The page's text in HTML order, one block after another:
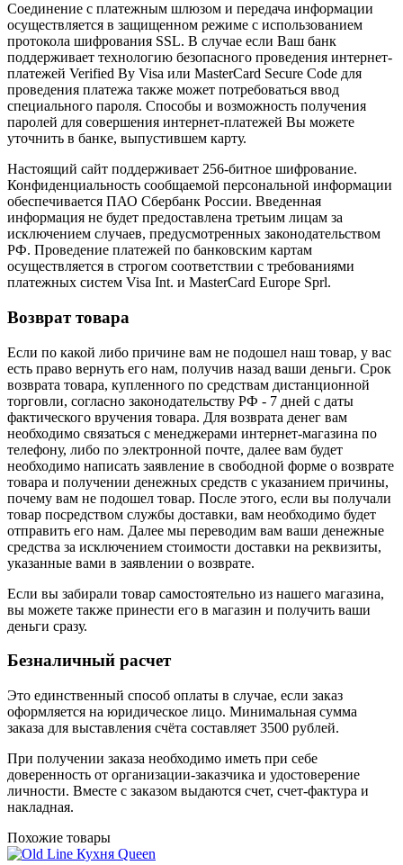
Соединение с платежным шлюзом и передача информации
осуществляется в защищенном режиме с использованием
протокола шифрования SSL. В случае если Ваш банк
поддерживает технологию безопасного проведения интернет-
платежей Verified By Visa или MasterCard Secure Code для
проведения платежа также может потребоваться ввод
специального пароля. Способы и возможность получения
паролей для совершения интернет-платежей Вы можете
уточнить в банке, выпустившем карту.
Настоящий сайт поддерживает 256-битное шифрование.
Конфиденциальность сообщаемой персональной информации
обеспечивается ПАО Сбербанк России. Введенная
информация не будет предоставлена третьим лицам за
исключением случаев, предусмотренных законодательством
РФ. Проведение платежей по банковским картам
осуществляется в строгом соответствии с требованиями
платежных систем Visa Int. и MasterCard Europe Sprl.
Возврат товара
Если по какой либо причине вам не подошел наш товар, у вас
есть право вернуть его нам, получив назад ваши деньги. Срок
возврата товара, купленного по средствам дистанционной
торговли, согласно законодательству РФ - 7 дней с даты
фактического вручения товара. Для возврата денег вам
необходимо связаться с менеджерами интернет-магазина по
телефону, либо по электронной почте, далее вам будет
необходимо написать заявление в свободной форме о возврате
товара и получении денежных средств с указанием причины,
почему вам не подошел товар. После этого, если вы получали
товар посредством службы доставки, вам необходимо будет
отправить его нам. Далее мы переводим вам ваши денежные
средства за исключением стоимости доставки на реквизиты,
указанные вами в заявлении о возврате.
Если вы забирали товар самостоятельно из нашего магазина,
вы можете также принести его в магазин и получить ваши
деньги сразу.
Безналичный расчет
Это единственный способ оплаты в случае, если заказ
оформляется на юридическое лицо. Минимальная сумма
заказа для выставления счёта составляет 3500 рублей.
При получении заказа необходимо иметь при себе
доверенность от организации-заказчика и удостоверение
личности. Вместе с заказом выдаются счет, счет-фактура и
накладная.
Похожие товары